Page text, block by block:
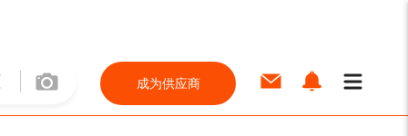
成为供应商